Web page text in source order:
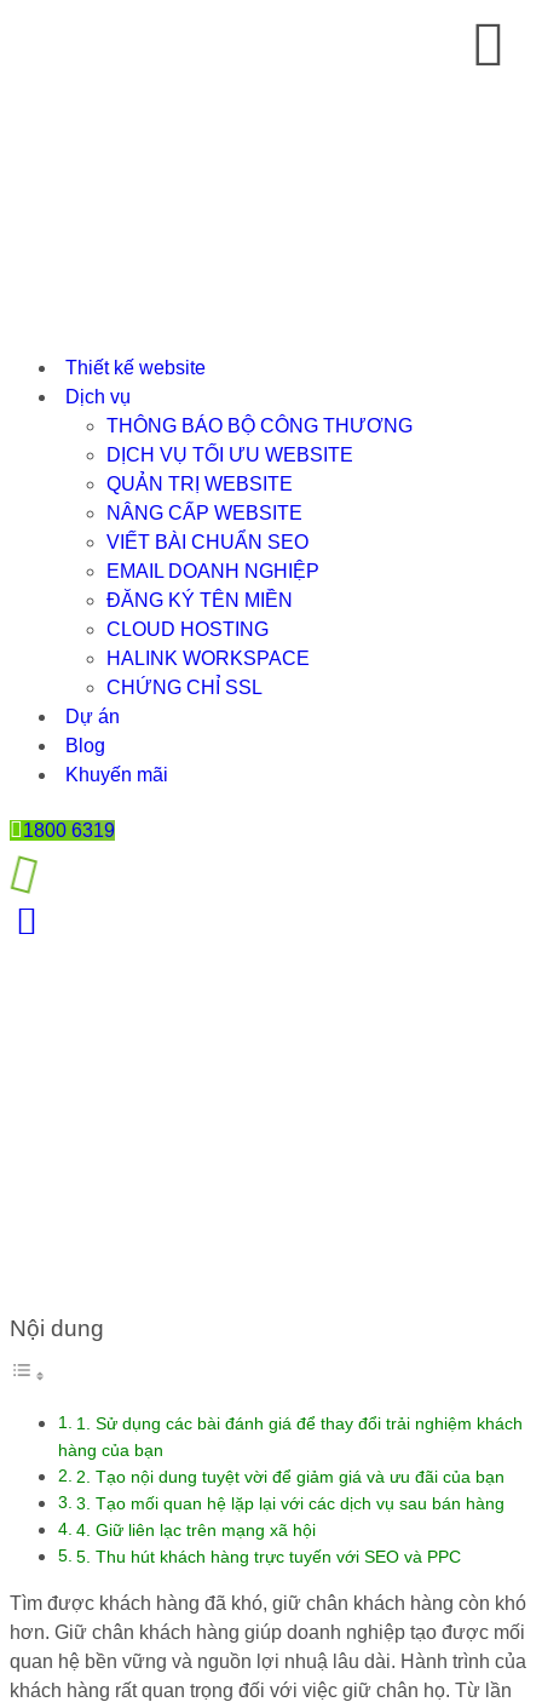
Thiết kế website
Dịch vụ
THÔNG BÁO BỘ CÔNG THƯƠNG
DỊCH VỤ TỐI ƯU WEBSITE
QUẢN TRỊ WEBSITE
NÂNG CẤP WEBSITE
VIẾT BÀI CHUẨN SEO
EMAIL DOANH NGHIỆP
ĐĂNG KÝ TÊN MIỀN
CLOUD HOSTING
HALINK WORKSPACE
CHỨNG CHỈ SSL
Dự án
Blog
Khuyến mãi
1800 6319
Nội dung
1. Sử dụng các bài đánh giá để thay đổi trải nghiệm khách
hàng của bạn
2. Tạo nội dung tuyệt vời để giảm giá và ưu đãi của bạn
3. Tạo mối quan hệ lặp lại với các dịch vụ sau bán hàng
4. Giữ liên lạc trên mạng xã hội
5. Thu hút khách hàng trực tuyến với SEO và PPC
Tìm được khách hàng đã khó, giữ chân khách hàng còn khó
hơn. Giữ chân khách hàng giúp doanh nghiệp tạo được mối
quan hệ bền vững và nguồn lợi nhuậ lâu dài. Hành trình của
khách hàng rất quan trọng đối với việc giữ chân họ. Từ lần